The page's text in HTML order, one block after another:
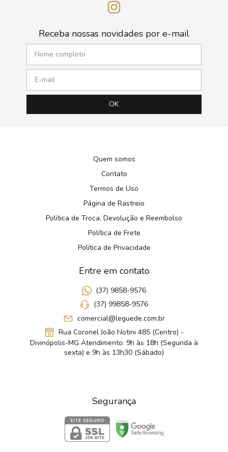
Receba nossas novidades por e-mail
Quem somos
Contato
Termos de Uso
Página de Rastreio
Política de Troca, Devolução e Reembolso
Política de Frete
Política de Privacidade
Entre em contato
(37) 9858-9576
(37) 99858-9576
comercial@leguede.com.br
Rua Coronel João Notini 485 (Centro) -
Divinópolis-MG Atendimento: 9h às 18h (Segunda à
sexta) e 9h às 13h30 (Sábado)
Segurança